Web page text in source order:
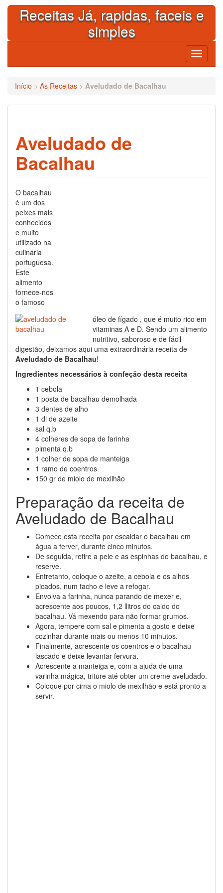
Skip
contentReceitas Já, rapidas, faceis e
simples
Toggle
Início > As Receitas > Aveludado de Bacalhau
Aveludado de
Bacalhau
O bacalhau
é um dos
peixes mais
conhecidos
e muito
utilizado na
culinária
portuguesa.
Este
alimento
fornece-nos
o famoso
óleo de fígado , que é muito rico em
vitaminas A e D. Sendo um alimento
nutritivo, saboroso e de fácil
digestão, deixamos aqui uma extraordinária receita de
Aveludado de Bacalhau!
Ingredientes necessários à confeção desta receita
1 cebola
1 posta de bacalhau demolhada
3 dentes de alho
1 dl de azeite
sal q.b
4 colheres de sopa de farinha
pimenta q.b
1 colher de sopa de manteiga
1 ramo de coentros
150 gr de miolo de mexilhão
Preparação da receita de
Aveludado de Bacalhau
Comece esta receita por escaldar o bacalhau em
água a ferver, durante cinco minutos.
De seguida, retire a pele e as espinhas do bacalhau, e
reserve.
Entretanto, coloque o azeite, a cebola e os alhos
picados, num tacho e leve a refogar.
Envolva a farinha, nunca parando de mexer e,
acrescente aos poucos, 1,2 llitros do caldo do
bacalhau. Vá mexendo para não formar grumos.
Agora, tempere com sal e pimenta a gosto e deixe
cozinhar durante mais ou menos 10 minutos.
Finalmente, acrescente os coentros e o bacalhau
lascado e deixe levantar fervura.
Acrescente a manteiga e, com a ajuda de uma
varinha mágica, triture até obter um creme aveludado.
Coloque por cima o miolo de mexilhão e está pronto a
servir.